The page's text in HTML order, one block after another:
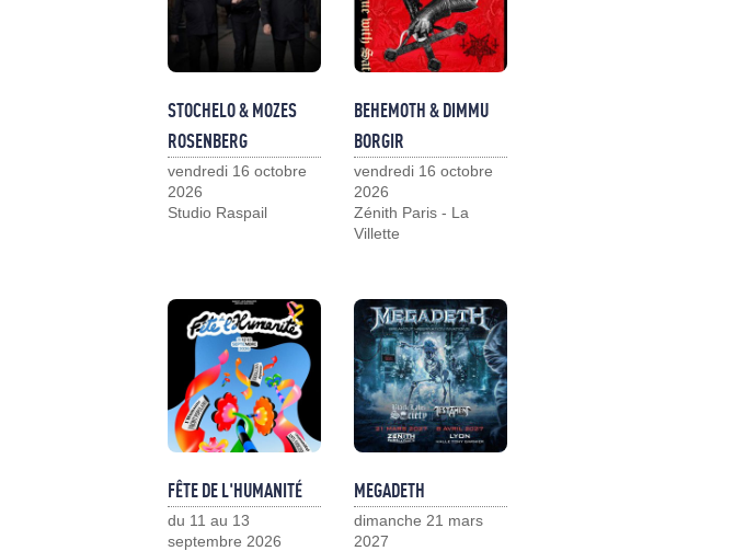
STOCHELO & MOZES
ROSENBERG
vendredi 16 octobre
2026
Studio Raspail
BEHEMOTH & DIMMU
BORGIR
vendredi 16 octobre
2026
Zénith Paris - La
Villette
FÊTE DE L'HUMANITÉ
du 11 au 13
septembre 2026
MEGADETH
dimanche 21 mars
2027